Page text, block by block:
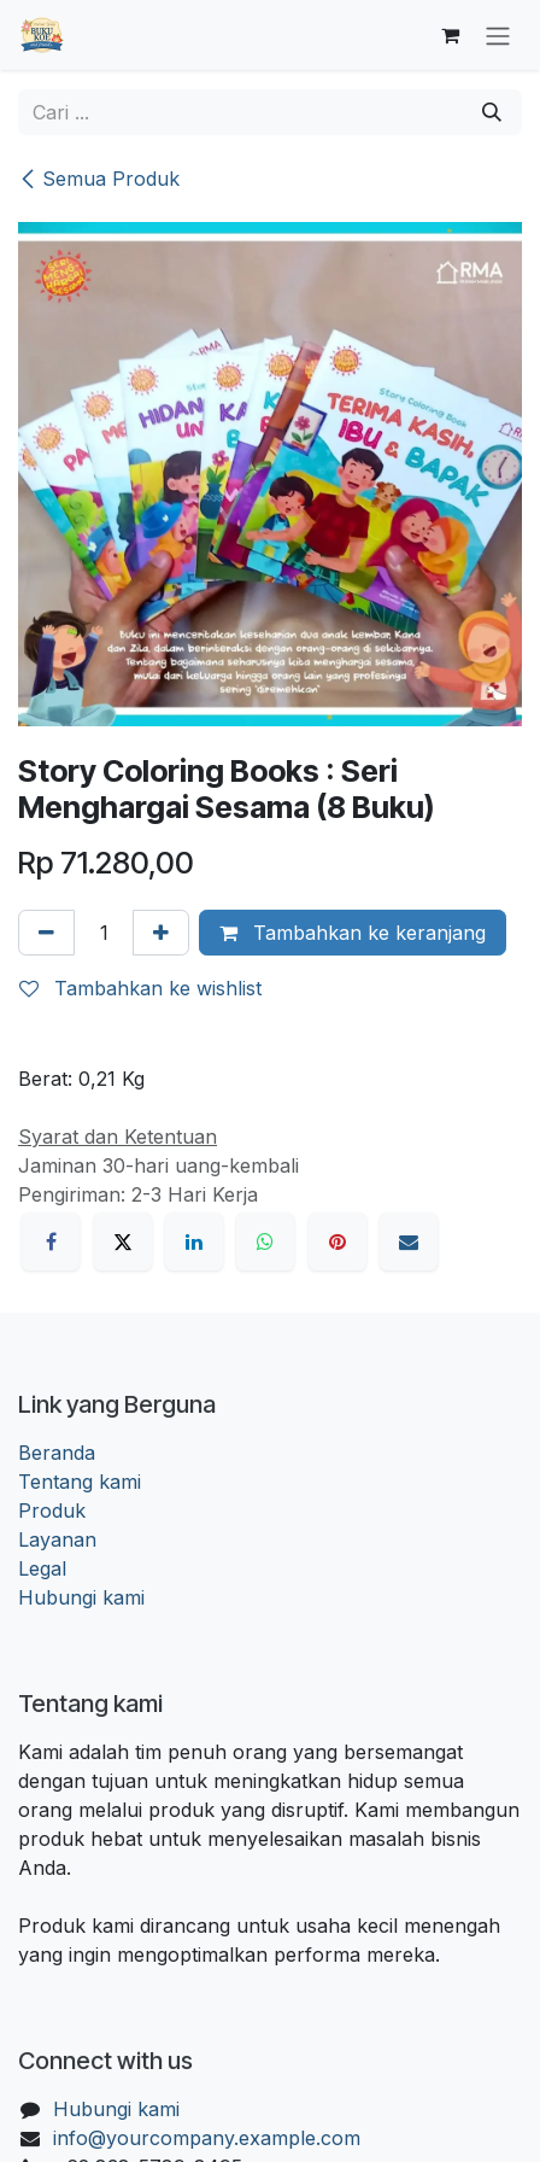
Skip ke Konten
Semua Produk
Story Coloring Books : Seri
Menghargai Sesama (8 Buku)
Rp 71.280,00
Tambahkan ke keranjang
Tambahkan ke wishlist
Berat: 0,21 Kg
Syarat dan Ketentuan
Jaminan 30-hari uang-kembali
Pengiriman: 2-3 Hari Kerja
Link yang Berguna
Beranda
Tentang kami
Produk
Layanan
Legal
Hubungi kami
Tentang kami
Kami adalah tim penuh orang yang bersemangat
dengan tujuan untuk meningkatkan hidup semua
orang melalui produk yang disruptif. Kami membangun
produk hebat untuk menyelesaikan masalah bisnis
Anda.
Produk kami dirancang untuk usaha kecil menengah
yang ingin mengoptimalkan performa mereka.
Connect with us
Hubungi kami
info@yourcompany.example.com